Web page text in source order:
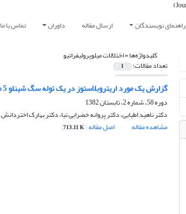
راهنمای نویسندگان ارسال مقاله داوران تماس با ما
کلیدواژه‌ها =اختلالات میلوپرولیفراتیو
تعداد مقالات: 1
گزارش یک مورد اریتروبلاستوز در یک توله سگ شینلو 5 ماهه
دوره 58، شماره 2، تابستان 1382
دکتر ناهید اطیابی، دکتر پروانه خضرایی نیا، دکتر بهارک اختردانش
مشاهده مقاله
اصل مقاله 713.11 K